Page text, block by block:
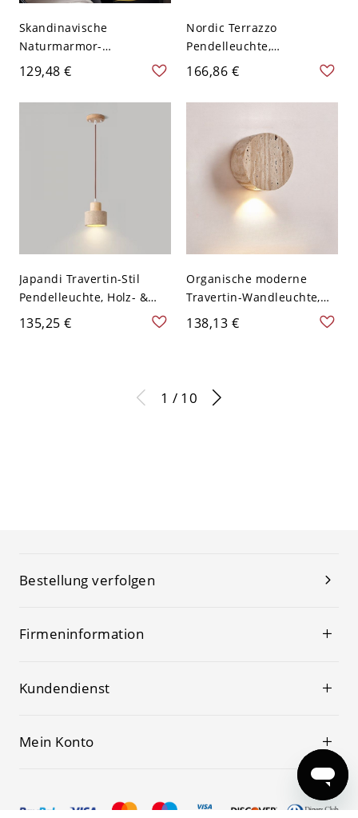
Skandinavische
Naturmarmor-
Wandleuchte,
Waschtischleuchte mit
Glaskugel - 110V-120V
129,48 €
Nordic Terrazzo
Pendelleuchte,
geometrische
mattiertem Glasglobus für
- 110V-120V Rosa 1
166,86 €
Japandi Travertin-Stil
Pendelleuchte, Holz- &
Stein-Hängeleuchte für
Kücheninsel - 1 110V-120V
135,25 €
Organische moderne
Travertin-Wandleuchte,
runde Holz- und
Steinleuchte, sanftes
138,13 €
1 / 10
Bestellung verfolgen
Firmeninformation
Kundendienst
Mein Konto